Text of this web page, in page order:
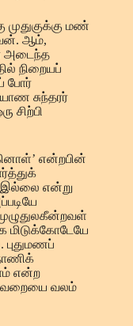
முதுகுக்கு மண்
ஆம்,
அடைந்த
நிறையப்
போர்
சுந்தரர்
சிற்பி
என்றபின்
இல்லை என்று
முழுதுலகீன்றவள்
புதுமணப்
என்ற
வலம்